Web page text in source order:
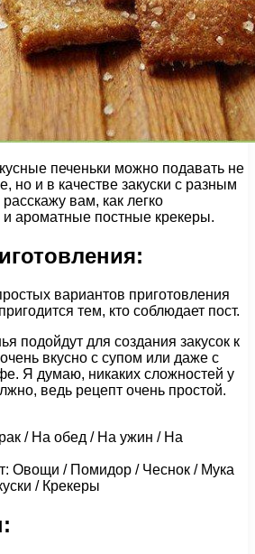
печеньки можно подавать не
но и в качестве закуски с разным
вам, как легко
и ароматные постные крекеры.
вариантов приготовления
тем, кто соблюдает пост.
подойдут для создания закусок к
вкусно с супом или даже с
Я думаю, никаких сложностей у
ведь рецепт очень простой.
/ На обед / На ужин / На
Овощи / Помидор / Чеснок / Мука
/ Крекеры